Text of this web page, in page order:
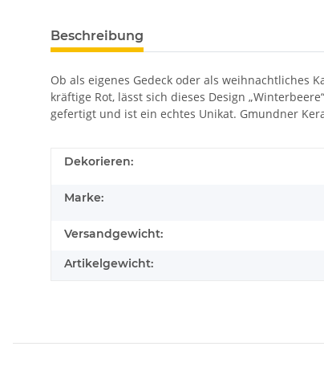
Beschreibung
Ob als eigenes Gedeck oder als weihnachtliches
kräftige Rot, lässt sich dieses Design
gefertigt und ist ein echtes Unikat. Gmundner
Dekorieren:
Marke:
Versandgewicht:
Artikelgewicht: